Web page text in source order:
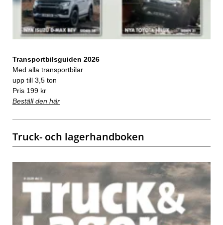
Transportbilsguiden 2026
Med alla transportbilar
upp till 3,5 ton
Pris 199 kr
Beställ den här
Truck- och lagerhandboken